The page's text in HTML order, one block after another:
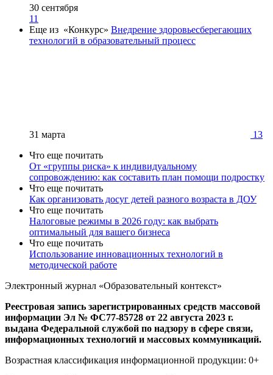
30 сентября
11
Еще из «Конкурс» Внедрение здоровьесберегающих
технологий в образовательный процесс
31 марта
13
Что еще почитать
От «группы риска» к индивидуальному
сопровождению: как составить план помощи подростку
Что еще почитать
Как организовать досуг детей разного возраста в ДОУ
Что еще почитать
Налоговые режимы в 2026 году: как выбрать
оптимальный для вашего бизнеса
Что еще почитать
Использование инновационных технологий в
методической работе
Электронный журнал «Образовательный контекст»
Реестровая запись зарегистрированных средств массовой
информации Эл № ФС77-85728 от 22 августа 2023 г.
выдана Федеральной службой по надзору в сфере связи,
информационных технологий и массовых коммуникаций.
Возрастная классификация информационной продукции: 0+